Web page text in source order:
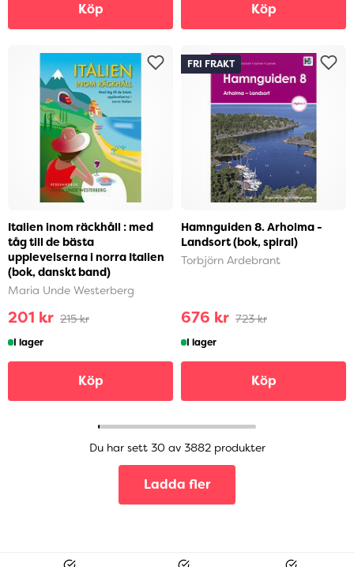
Köp Köp
Italien inom räckhåll : med
tåg till de bästa
upplevelserna i norra Italien
(bok, danskt band)
Maria Unde Westerberg
201 kr 215 kr
I lager
Köp
Hamnguiden 8. Arholma -
Landsort (bok, spiral)
Torbjörn Ardebrant
676 kr 723 kr
FRI FRAKT
I lager
Köp
Du har sett 30 av 3882 produkter
Ladda fler